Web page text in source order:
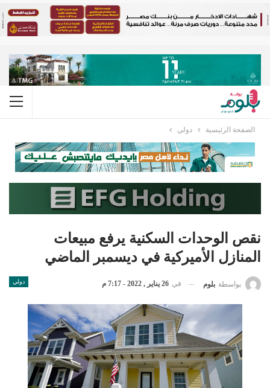
الصفحة الرئيسية دولي
نقص الوحدات السكنية يرفع مبيعات
المنازل الأميركية في ديسمبر الماضي
دولي بواسطة بلوم في 26 يناير , 2022 - 7:17 م